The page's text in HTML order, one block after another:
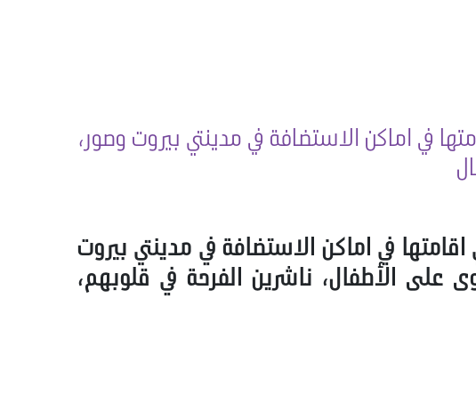
في اماكن الاستضافة في مدينتي بيروت وصور،
في اماكن الاستضافة في مدينتي بيروت
من المفوضية على 7 مراكز موزعين 900 حصة حلوى على الأطفال، ناشرين الفرحة في قلوبهم،